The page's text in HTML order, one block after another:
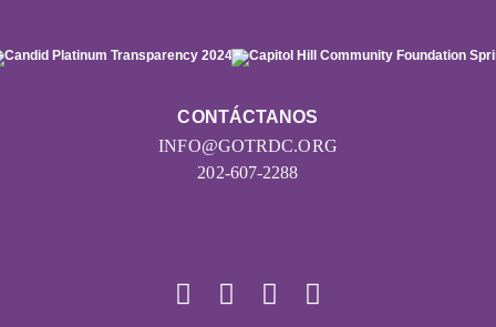
CONTÁCTANOS
INFO@GOTRDC.ORG
202-607-2288